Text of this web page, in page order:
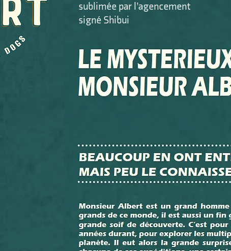
sublimée par l’agencement
signé Shibui